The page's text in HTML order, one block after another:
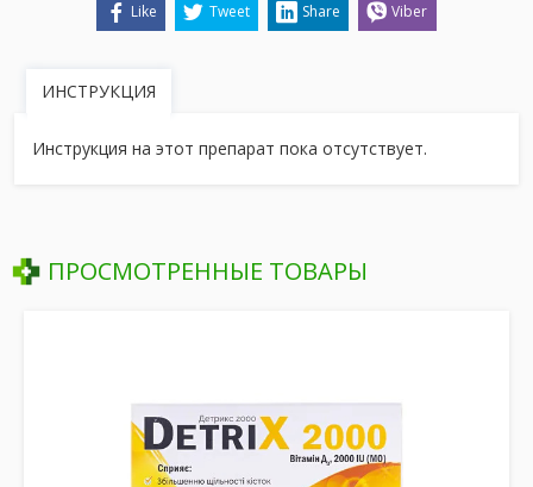
Like Tweet Share Viber
ИНСТРУКЦИЯ
Инструкция на этот препарат пока отсутствует.
ПРОСМОТРЕННЫЕ ТОВАРЫ